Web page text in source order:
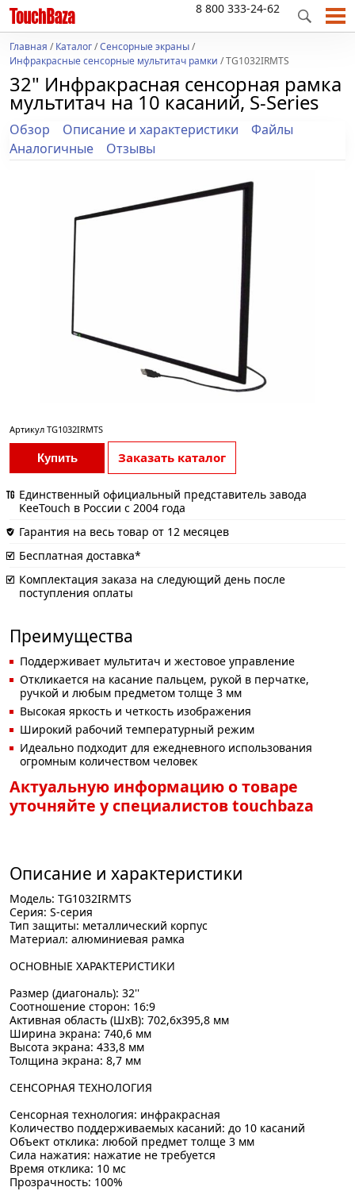
8 800 333-24-62
Главная /Каталог/Сенсорные экраны/
Инфракрасные сенсорные мультитач рамки / TG1032IRMTS
32" Инфракрасная сенсорная рамка
мультитач на 10 касаний, S-Series
Обзор Описание и характеристики
Файлы
Аналогичные
Отзывы
Артикул TG1032IRMTS
Купить Заказать каталог
Единственный официальный представитель завода
KeeTouch в России с 2004 года
Гарантия на весь товар от 12 месяцев
Бесплатная доставка*
Комплектация заказа на следующий день после
поступления оплаты
Преимущества
Поддерживает мультитач и жестовое управление
Откликается на касание пальцем, рукой в перчатке,
ручкой и любым предметом толще 3 мм
Высокая яркость и четкость изображения
Широкий рабочий температурный режим
Идеально подходит для ежедневного использования
огромным количеством человек
Актуальную информацию о товаре
уточняйте у специалистов touchbaza
Описание и характеристики
Модель: TG1032IRMTS
Серия: S-серия
Тип защиты: металлический корпус
Материал: алюминиевая рамка
ОСНОВНЫЕ ХАРАКТЕРИСТИКИ
Размер (диагональ): 32''
Соотношение сторон: 16:9
Активная область (ШхВ): 702,6х395,8 мм
Ширина экрана: 740,6 мм
Высота экрана: 433,8 мм
Толщина экрана: 8,7 мм
СЕНСОРНАЯ ТЕХНОЛОГИЯ
Сенсорная технология: инфракрасная
Количество поддерживаемых касаний: до 10 касаний
Объект отклика: любой предмет толще 3 мм
Сила нажатия: нажатие не требуется
Время отклика: 10 мс
Прозрачность: 100%